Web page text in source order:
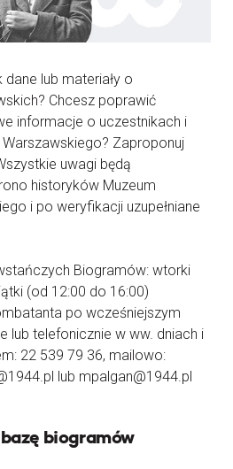
lub materiały o
Chcesz poprawić
informacje o uczestnikach i
Zaproponuj
uwagi będą
historyków Muzeum
i po weryfikacji uzupełniane
Biogramów: wtorki
(od 12:00 do 16:00)
po wcześniejszym
lub telefonicznie w ww. dniach i
22 539 79 36, mailowo:
lub mpalgan@1944.pl
biogramów